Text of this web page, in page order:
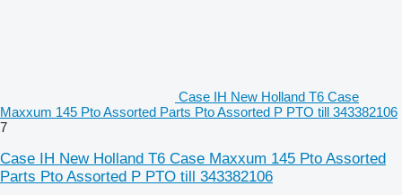
Case IH New Holland T6 Case
Maxxum 145 Pto Assorted Parts Pto Assorted P PTO till 343382106
7
Case IH New Holland T6 Case Maxxum 145 Pto Assorted
Parts Pto Assorted P PTO till 343382106